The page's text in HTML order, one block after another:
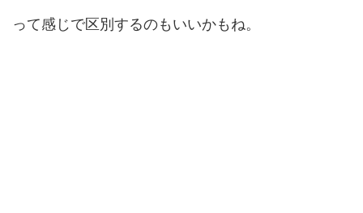
って感じで区別するのもいいかもね。